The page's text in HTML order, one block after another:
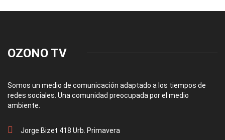
OZONO TV
Somos un medio de comunicación adaptado a los tiempos de
redes sociales. Una comunidad preocupada por el medio
ambiente.
Jorge Bizet 418 Urb. Primavera